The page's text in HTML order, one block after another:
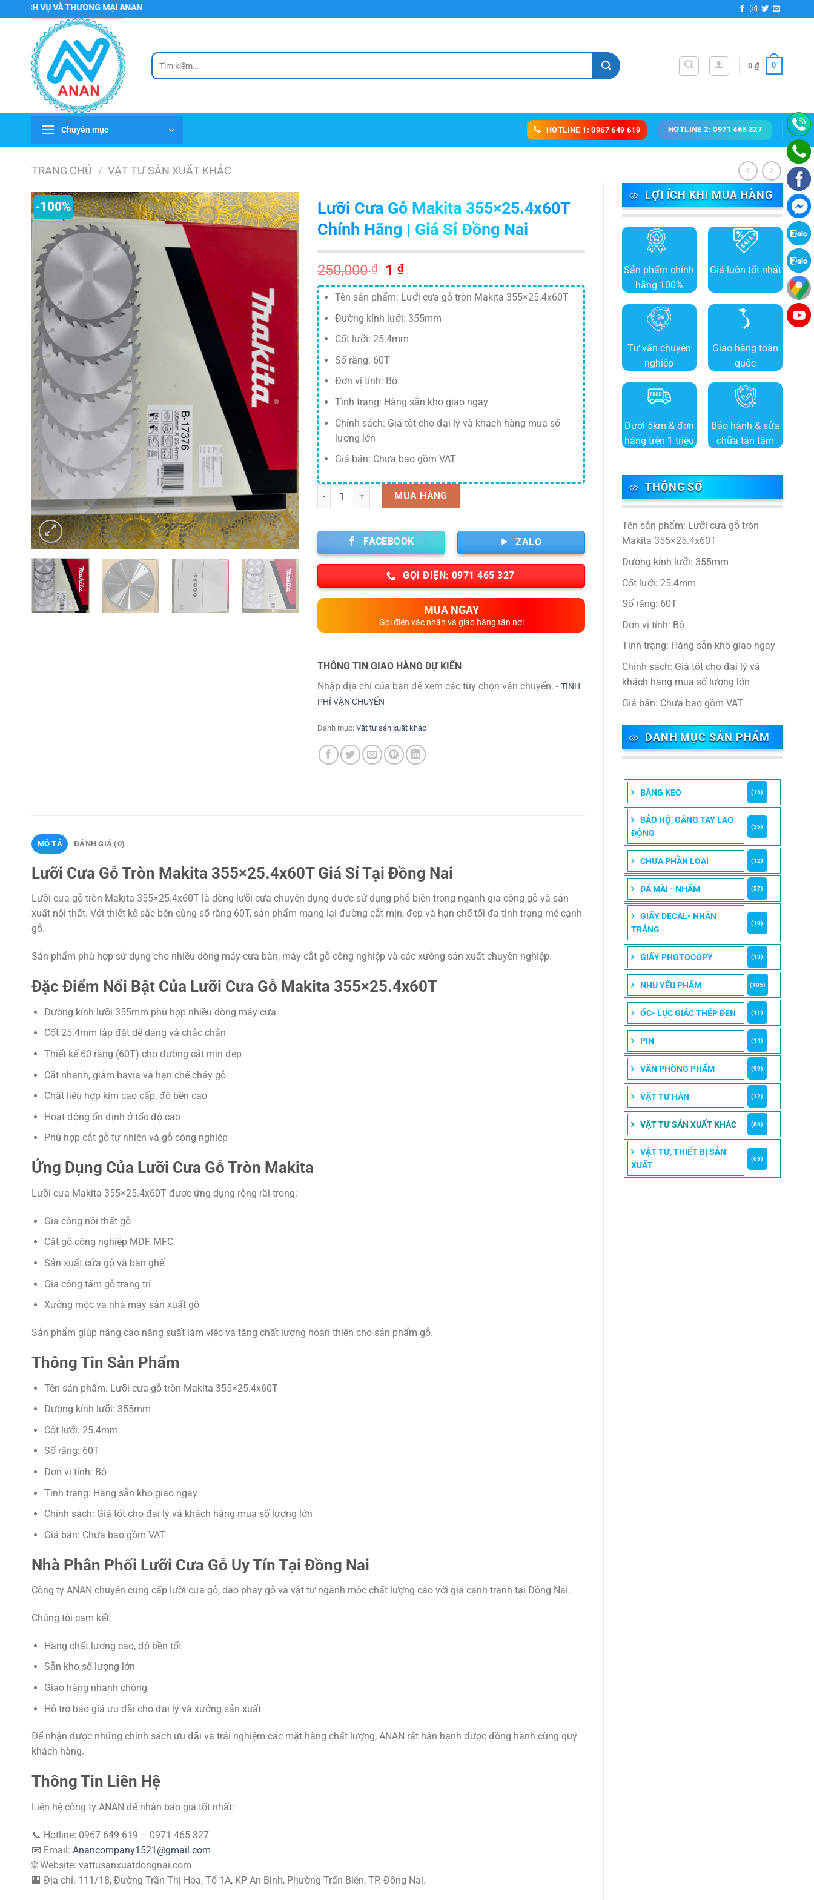
đến
VÀ THƯƠNG MẠI ANAN
Tìm
kiếm:
0 ₫ 0
Chuyên mục HOTLINE 1: 0967 649 619 HOTLINE 2: 0971 465 327
TRANG CHỦ / VẬT TƯ SẢN XUẤT KHÁC
LỢI ÍCH KHI MUA HÀNG
Sản phẩm chính
hãng 100%
Giá luôn tốt nhất
Tư vấn chuyên
nghiệp
Giao hàng toàn
quốc
Dưới 5km & đơn
hàng trên 1 triệu
Bảo hành & sửa
chữa tận tâm
THÔNG SỐ
Tên sản phẩm: Lưỡi cưa gỗ tròn
Makita 355×25.4x60T
Đường kính lưỡi: 355mm
Cốt lưỡi: 25.4mm
Số răng: 60T
Đơn vị tính: Bộ
Tình trạng: Hàng sẵn kho giao ngay
Chính sách: Giá tốt cho đại lý và
khách hàng mua số lượng lớn
Giá bán: Chưa bao gồm VAT
DANH MỤC SẢN PHẨM
BĂNG KEO (16)
BẢO HỘ, GĂNG TAY LAO
ĐỘNG
(36)
CHƯA PHẦN LOẠI (12)
ĐÁ MÀI - NHÁM (57)
GIẤY DECAL- NHÃN
TRẮNG
(10)
GIẤY PHOTOCOPY (13)
NHU YẾU PHẨM (105)
ỐC- LỤC GIÁC THÉP ĐEN (11)
PIN (14)
VĂN PHÒNG PHẨM (99)
VẬT TƯ HÀN (12)
VẬT TƯ SẢN XUẤT KHÁC (86)
VẬT TƯ, THIẾT BỊ SẢN
XUẤT
(63)
-100%
Lưỡi Cưa Gỗ Makita 355×25.4x60T
Chính Hãng | Giá Sỉ Đồng Nai
250,000₫
Giá
gốc
là:
250,000 ₫.
1₫Giá
hiện
tại
là:
Tên sản phẩm: Lưỡi cưa gỗ tròn Makita 355×25.4x60T
Đường kính lưỡi: 355mm
Cốt lưỡi: 25.4mm
Số răng: 60T
Đơn vị tính: Bộ
Tình trạng: Hàng sẵn kho giao ngay
Chính sách: Giá tốt cho đại lý và khách hàng mua số
lượng lớn
Giá bán: Chưa bao gồm VAT
Số lượng MUA HÀNG
FACEBOOK ZALO
GỌI ĐIỆN: 0971 465 327
MUA NGAY
Gọi điện xác nhận và giao hàng tận nơi
THÔNG TIN GIAO HÀNG DỰ KIẾN
Nhập địa chỉ của bạn để xem các tùy chọn vận chuyển. - TÍNH
PHÍ VẬN CHUYỂN
Danh mục: Vật tư sản xuất khác
MÔ TẢ ĐÁNH GIÁ (0)
Lưỡi Cưa Gỗ Tròn Makita 355×25.4x60T Giá Sỉ Tại Đồng Nai
Lưỡi cưa gỗ tròn Makita 355×25.4x60T là dòng lưỡi cưa chuyên dụng được sử dụng phổ biến trong ngành gia công gỗ và sản
xuất nội thất. Với thiết kế sắc bén cùng số răng 60T, sản phẩm mang lại đường cắt mịn, đẹp và hạn chế tối đa tình trạng mẻ cạnh
gỗ.
Sản phẩm phù hợp sử dụng cho nhiều dòng máy cưa bàn, máy cắt gỗ công nghiệp và các xưởng sản xuất chuyên nghiệp.
Đặc Điểm Nổi Bật Của Lưỡi Cưa Gỗ Makita 355×25.4x60T
Đường kính lưỡi 355mm phù hợp nhiều dòng máy cưa
Cốt 25.4mm lắp đặt dễ dàng và chắc chắn
Thiết kế 60 răng (60T) cho đường cắt mịn đẹp
Cắt nhanh, giảm bavia và hạn chế cháy gỗ
Chất liệu hợp kim cao cấp, độ bền cao
Hoạt động ổn định ở tốc độ cao
Phù hợp cắt gỗ tự nhiên và gỗ công nghiệp
Ứng Dụng Của Lưỡi Cưa Gỗ Tròn Makita
Lưỡi cưa Makita 355×25.4x60T được ứng dụng rộng rãi trong:
Gia công nội thất gỗ
Cắt gỗ công nghiệp MDF, MFC
Sản xuất cửa gỗ và bàn ghế
Gia công tấm gỗ trang trí
Xưởng mộc và nhà máy sản xuất gỗ
Sản phẩm giúp nâng cao năng suất làm việc và tăng chất lượng hoàn thiện cho sản phẩm gỗ.
Thông Tin Sản Phẩm
Tên sản phẩm: Lưỡi cưa gỗ tròn Makita 355×25.4x60T
Đường kính lưỡi: 355mm
Cốt lưỡi: 25.4mm
Số răng: 60T
Đơn vị tính: Bộ
Tình trạng: Hàng sẵn kho giao ngay
Chính sách: Giá tốt cho đại lý và khách hàng mua số lượng lớn
Giá bán: Chưa bao gồm VAT
Nhà Phân Phối Lưỡi Cưa Gỗ Uy Tín Tại Đồng Nai
Công ty ANAN chuyên cung cấp lưỡi cưa gỗ, dao phay gỗ và vật tư ngành mộc chất lượng cao với giá cạnh tranh tại Đồng Nai.
Chúng tôi cam kết:
Hàng chất lượng cao, độ bền tốt
Sẵn kho số lượng lớn
Giao hàng nhanh chóng
Hỗ trợ báo giá ưu đãi cho đại lý và xưởng sản xuất
Để nhận được những chính sách ưu đãi và trải nghiệm các mặt hàng chất lượng, ANAN rất hân hạnh được đồng hành cùng quý
khách hàng.
Thông Tin Liên Hệ
Liên hệ công ty ANAN để nhận báo giá tốt nhất:
📞 Hotline: 0967 649 619 – 0971 465 327
📧 Email: Anancompany1521@gmail.com
🌐 Website: vattusanxuatdongnai.com
🏢 Địa chỉ: 111/18, Đường Trần Thị Hoa, Tổ 1A, KP An Bình, Phường Trấn Biên, TP. Đồng Nai.